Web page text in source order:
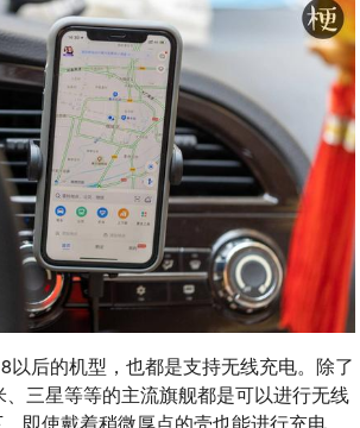
以后的机型，也都是支持无线充电。除了
三星等等的主流旗舰都是可以进行无线